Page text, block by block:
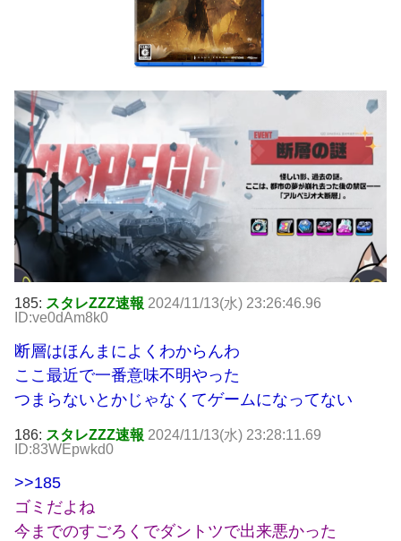
185: スタレZZZ速報 2024/11/13(水) 23:26:46.96
ID:ve0dAm8k0
断層はほんまによくわからんわ
ここ最近で一番意味不明やった
つまらないとかじゃなくてゲームになってない
186: スタレZZZ速報 2024/11/13(水) 23:28:11.69
ID:83WEpwkd0
>>185
ゴミだよね
今までのすごろくでダントツで出来悪かった